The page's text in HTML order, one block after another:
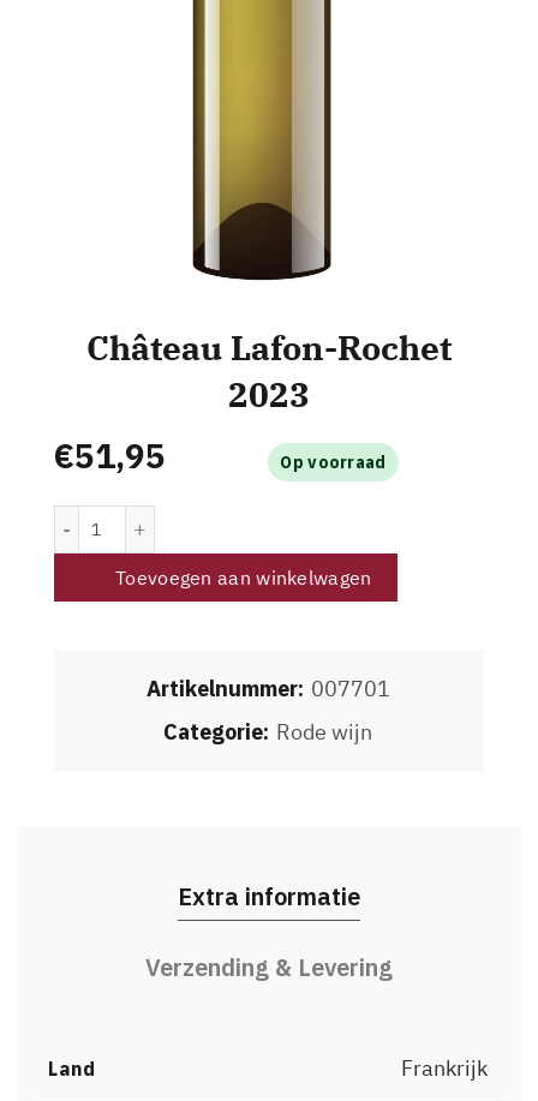
Château Lafon-Rochet
2023
€51,95 Op voorraad
Toevoegen aan winkelwagen
Artikelnummer: 007701
Categorie: Rode wijn
Extra informatie
Verzending & Levering
Land Frankrijk